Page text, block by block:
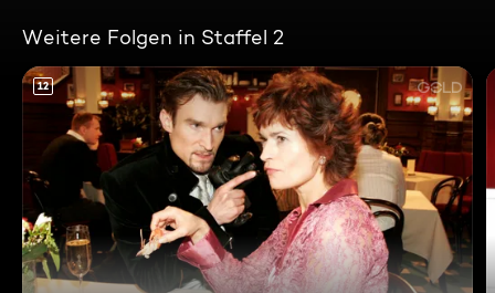
Weitere Folgen in Staffel 2
12